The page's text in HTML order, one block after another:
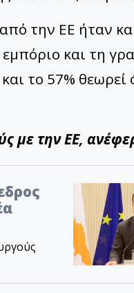
την ΕΕ ήταν
και τη
το 57% θεωρεί
με την ΕΕ,